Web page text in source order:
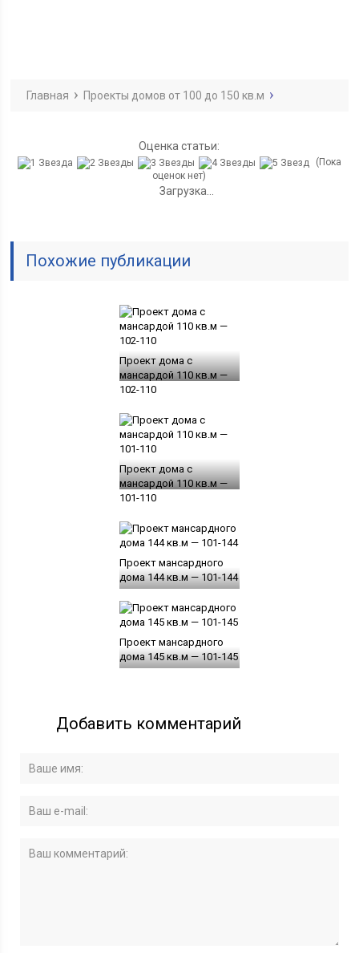
Главная Проекты домов от 100 до 150 кв.м
Оценка статьи:
(Пока
оценок нет)
Загрузка...
Похожие публикации
Проект дома с
мансардой 110 кв.м —
102-110
Проект дома с
мансардой 110 кв.м —
101-110
Проект мансардного
дома 144 кв.м — 101-144
Проект мансардного
дома 145 кв.м — 101-145
Добавить комментарий